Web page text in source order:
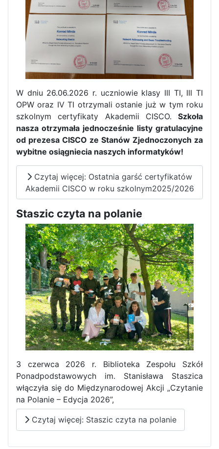
Rozpoczęcie kampanii „Gotowi
na kryzys” w ZSP w Iłży
Pierwszy tydzień praktyk
zawodowych naszych uczniów
w Portugalii za nami!
W dniu 26.06.2026 r. uczniowie klasy III TI, III TI
OPW oraz IV TI otrzymali ostanie już w tym roku
szkolnym certyfikaty Akademii CISCO. Szkoła
nasza otrzymała jednocześnie listy gratulacyjne
od prezesa CISCO ze Stanów Zjednoczonych za
wybitne osiągniecia naszych informatyków!
Czytaj więcej: Ostatnia garść certyfikatów
Akademii CISCO w roku szkolnym2025/2026
Staszic czyta na polanie
3 czerwca 2026 r. Biblioteka Zespołu Szkół
Ponadpodstawowych im. Stanisława Staszica
włączyła się do Międzynarodowej Akcji „Czytanie
na Polanie – Edycja 2026”,
Czytaj więcej: Staszic czyta na polanie